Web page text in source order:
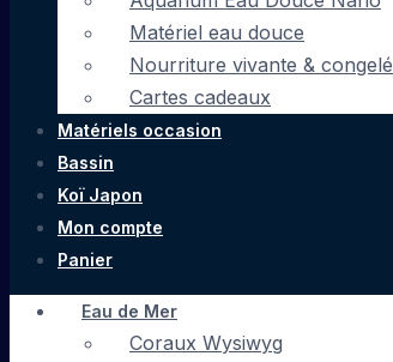
Matériel eau douce
Nourriture vivante & congelé
Cartes cadeaux
Matériels occasion
Bassin
Koï Japon
Mon compte
Panier
Eau de Mer
Coraux Wysiwyg